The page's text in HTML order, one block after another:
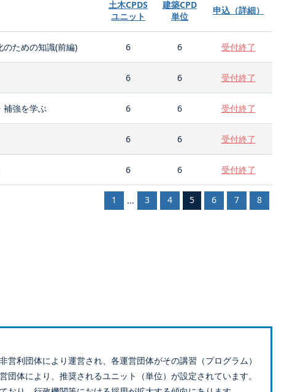
土木CPDS
ユニット
建築CPD
単位
申込（詳細）
のための知識(前編) 6 6 受付終了
6 6 受付終了
補強を学ぶ 6 6 受付終了
6 6 受付終了
6 6 受付終了
1 ... 3 4 5 6 7 8
利団体により運営され、各運営団体がその講習（プログラム）
体により、推奨されるユニット（単位）が設定されています。